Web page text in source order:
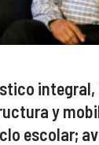
integral,
y
escolar;